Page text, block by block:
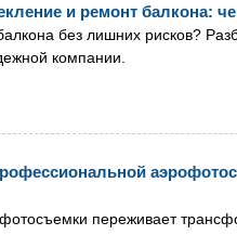
и ремонт балкона:
без лишних рисков?
компании.
переживает